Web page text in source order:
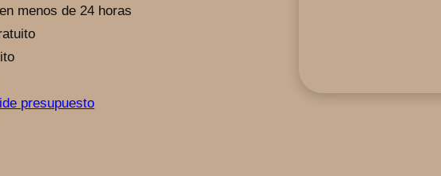
menos de 24 horas
presupuesto